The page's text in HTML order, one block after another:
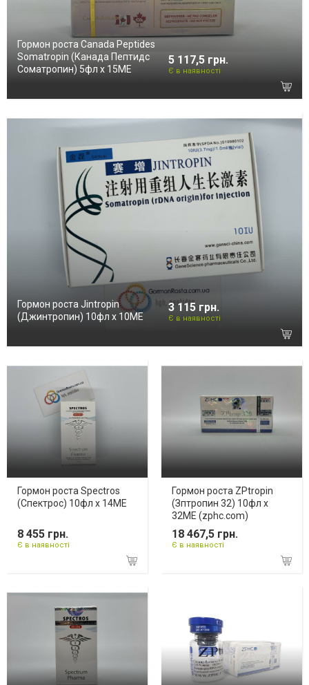
Гормон роста Canada Peptides
Somatropin (Канада Пептидс
Соматропин) 5фл х 15ME
5 117,5 грн.
Є в наявності
Гормон роста Jintropin
(Джинтропин) 10фл х 10ME
3 115 грн.
Є в наявності
Гормон роста Spectros
(Спектрос) 10фл х 14МЕ
8 455 грн.
Є в наявності
Гормон роста ZPtropin
(Зптропин 32) 10фл х
32ME (zphc.com)
18 467,5 грн.
Є в наявності